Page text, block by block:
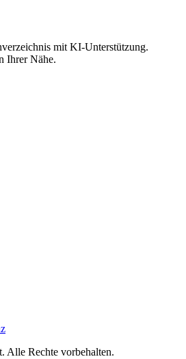
mit KI-Unterstützung.
Ihrer Nähe.
. Alle Rechte vorbehalten.